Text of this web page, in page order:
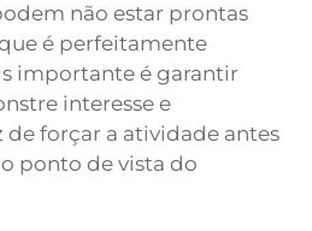
não estar prontas
é perfeitamente
importante é garantir
interesse e
de forçar a atividade antes
ponto de vista do